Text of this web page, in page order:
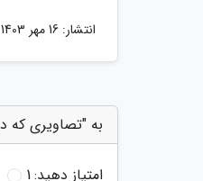
انتشار: 16 مهر 1403
به "تصاویری که
امتیاز دهید:1